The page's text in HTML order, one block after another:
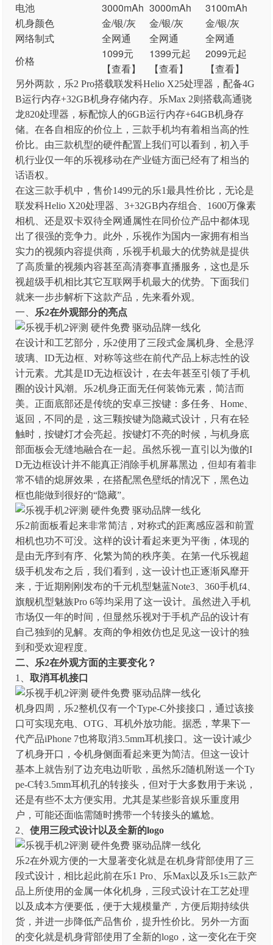
电池
3000mAh 3000mAh
3100mAh
机身颜色
金/银/灰 金/银/灰
金/银/灰
网络制式
全网通 全网通
全网通
价格
1099元
【查看】
1399元起
【查看】
2099元起
【查看】
另外两款，乐2 Pro搭载联发科Helio X25处理器，配备4G
B运行内存+32GB机身存储内存。乐Max 2则搭载高通骁
龙820处理器，标配惊人的6GB运行内存+64GB机身存
储。在各自相应的价位上，三款手机均有着相当高的性
价比。由三款机型的硬件配置上我们可以看到，初入手
机行业仅一年的乐视移动在产业链方面已经有了相当的
话语权。
在这三款手机中，售价1499元的乐1最具性价比，无论是
联发科Helio X20处理器、3+32GB内存组合、1600万像素
相机、还是双卡双待全网通属性在同价位产品中都体现
出了很强的竞争力。此外，乐视作为国内一家拥有相当
实力的视频内容提供商，乐视手机最大的优势就是提供
了高质量的视频内容甚至高清赛事直播服务，这也是乐
视超级手机相比其它互联网手机最大的优势。下面我们
就来一步步解析下这款产品，先来看外观。
一、 乐2在外观部分的亮点
在设计和工艺部分，乐2使用了三段式金属机身、全悬浮
玻璃、ID无边框、对称等这些在前代产品上标志性的设
计元素。尤其是ID无边框设计，在去年甚至引领了手机
圈的设计风潮。乐2机身正面无任何装饰元素，简洁而
美。正面底部还是传统的安卓三按键：多任务、Home、
返回，不同的是，这三颗按键为隐藏式设计，只有在轻
触时，按键灯才会亮起。按键灯不亮的时候，与机身底
部面板会无缝地融合在一起。虽然乐视一直引以为傲的I
D无边框设计并不能真正消除手机屏幕黑边，但却有着非
常不错的熄屏效果，在搭配黑色壁纸的情况下，黑色边
框也能做到很好的“隐藏”。
乐2前面板看起来非常简洁，对称式的距离感应器和前置
相机也功不可没。这样的设计看起来更为平衡，体现的
是由无序到有序、化繁为简的秩序美。在第一代乐视超
级手机发布之后，我们看到，这一设计也正逐渐风靡开
来，于近期刚刚发布的千元机型魅蓝Note3、360手机f4、
旗舰机型魅族Pro 6等均采用了这一设计。虽然进入手机
市场仅一年的时间，但显然乐视对于手机产品的设计有
自己独到的见解。友商的争相效仿也足见这一设计的独
到和受欢迎程度。
二、 乐2在外观方面的主要变化？
1、取消耳机接口
机身四周，乐2整机仅有一个Type-C外接接口，通过该接
口可实现充电、OTG、耳机外放功能。据悉，苹果下一
代产品iPhone 7也将取消3.5mm耳机接口。这一设计减少
了机身开口，令机身侧面看起来更为简洁。但这一设计
基本上就告别了边充电边听歌，虽然乐2随机附送一个Ty
pe-C转3.5mm耳机孔的转接头，但对于大多数用于来说，
还是有些不太方便实用。尤其是某些影音娱乐重度用
户，可能还面临需随时携带一个转接头的尴尬。
2、使用三段式设计以及全新的logo
乐2在外观方便的一大显著变化就是在机身背部使用了三
段式设计，相比起此前在乐1 Pro、乐Max以及乐1s三款产
品上所使用的金属一体化机身，三段式设计在工艺处理
以及成本方便要低，便于大规模量产，方便后期持续供
货，并进一步降低产品售价，提升性价比。另外一方面
的变化就是机身背部使用了全新的logo，这一变化在于突